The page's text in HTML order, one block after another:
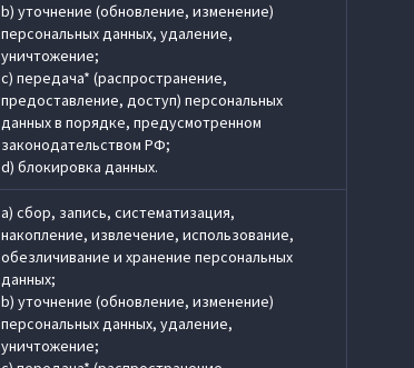
b) уточнение (обновление, изменение)
персональных данных, удаление,
уничтожение;
c) передача* (распространение,
предоставление, доступ) персональных
данных в порядке, предусмотренном
законодательством РФ;
d) блокировка данных.
a) сбор, запись, систематизация,
накопление, извлечение, использование,
обезличивание и хранение персональных
данных;
b) уточнение (обновление, изменение)
персональных данных, удаление,
уничтожение;